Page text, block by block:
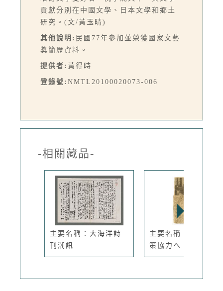
貢獻分別在中國文學、日本文學和鄉土
研究。(文/黃玉晴)
其他說明: 民國77年參加並榮獲國家文藝
獎簡歷資料。
提供者: 黃得時
登錄號: NMTL20100020073-006
-相關藏品-
主要名稱：大海洋詩
刊潮訊
主要名稱：文學の國
策協力へ ...